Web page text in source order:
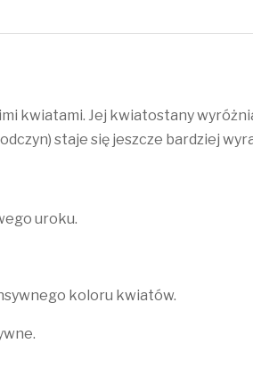
kwiatami. Jej kwiatostany
staje się jeszcze bardziej
uroku.
koloru kwiatów.